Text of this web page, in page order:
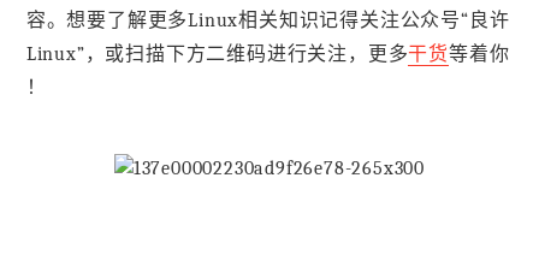
容。想要了解更多Linux相关知识记得关注公众号“良许
Linux”，或扫描下方二维码进行关注，更多干货等着你
！